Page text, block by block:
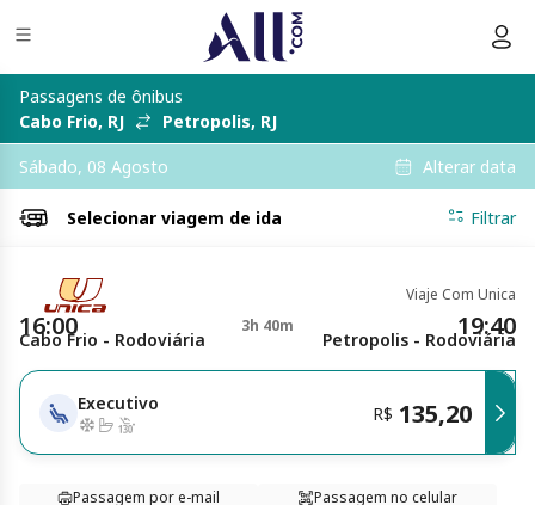
Passagens de ônibus
Cabo Frio, RJ
Petropolis, RJ
Sábado, 08 Agosto
Alterar data
Selecionar viagem de ida Filtrar
Viaje Com Unica
16:00 3h 40m 19:40
Cabo Frio - Rodoviária Petropolis - Rodoviária
Executivo R$ 135,20
Passagem por e-mail Passagem no celular